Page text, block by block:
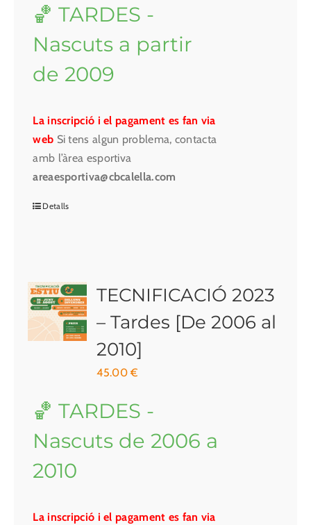
🏀 TARDES -
Nascuts a partir
de 2009
La inscripció i el pagament es fan via
web Si tens algun problema, contacta
amb l’àrea esportiva
areaesportiva@cbcalella.com
Detalls
TECNIFICACIÓ 2023
– Tardes [De 2006 al
2010]
45.00€
🏀 TARDES -
Nascuts de 2006 a
2010
La inscripció i el pagament es fan via